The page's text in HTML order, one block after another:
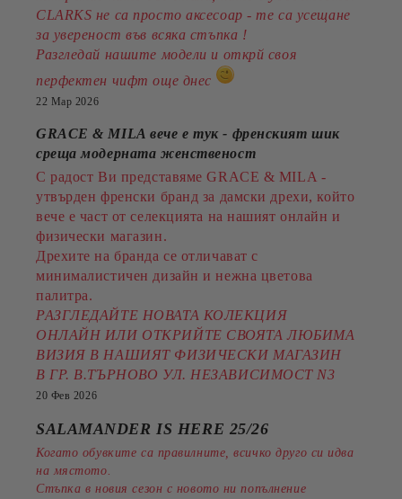
CLARKS не са просто аксесоар - те са усещане
за увереност във всяка стъпка !
Разгледай нашите модели и открй своя
перфектен чифт още днес
22 Мар 2026
GRACE & MILA вече е тук - френският шик
среща модерната женственост
С радост Ви представяме GRACE & MILA -
утвърден френски бранд за дамски дрехи, който
вече е част от селекцията на нашият онлайн и
физически магазин.
Дрехите на бранда се отличават с
минималистичен дизайн и нежна цветова
палитра.
РАЗГЛЕДАЙТЕ НОВАТА КОЛЕКЦИЯ
ОНЛАЙН ИЛИ ОТКРИЙТЕ СВОЯТА ЛЮБИМА
ВИЗИЯ В НАШИЯТ ФИЗИЧЕСКИ МАГАЗИН
В ГР. В.ТЪРНОВО УЛ. НЕЗАВИСИМОСТ N3
20 Фев 2026
SALAMANDER IS HERE 25/26
Когато обувките са правилните, всичко друго си идва
на мястото.
Стъпка в новия сезон с новото ни попълнение